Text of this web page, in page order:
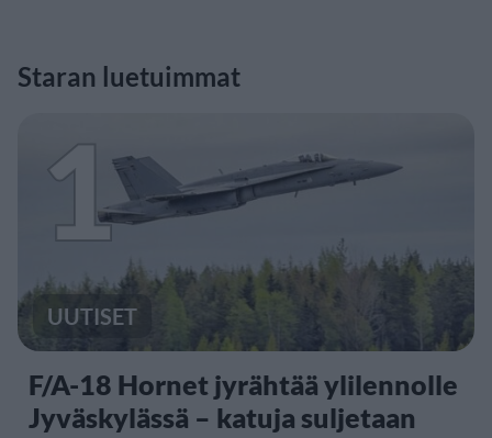
Staran luetuimmat
1
UUTISET
F/A-18 Hornet jyrähtää ylilennolle
Jyväskylässä – katuja suljetaan